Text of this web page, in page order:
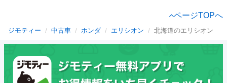
ページTOPへ
ジモティー 中古車 ホンダ エリシオン 北海道のエリシオン